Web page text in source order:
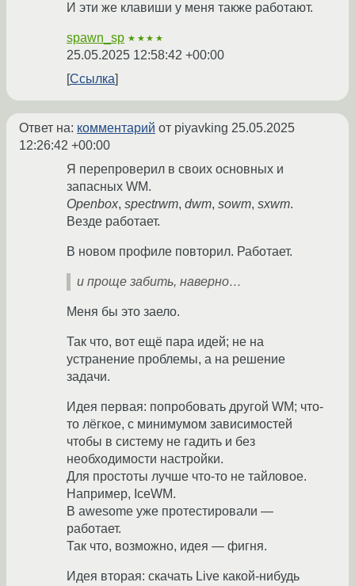
И эти же клавиши у меня также работают.
spawn_sp ★★★★
25.05.2025 12:58:42 +00:00
Ссылка
Ответ на: комментарий от piyavking 25.05.2025
12:26:42 +00:00
Я перепроверил в своих основных и
запасных WM.
Openbox, spectrwm, dwm, sowm, sxwm.
Везде работает.
В новом профиле повторил. Работает.
и проще забить, наверно…
Меня бы это заело.
Так что, вот ещё пара идей; не на
устранение проблемы, а на решение
задачи.
Идея первая: попробовать другой WM; что-
то лёгкое, с минимумом зависимостей
чтобы в систему не гадить и без
необходимости настройки.
Для простоты лучше что-то не тайловое.
Например, IceWM.
В awesome уже протестировали —
работает.
Так что, возможно, идея — фигня.
Идея вторая: скачать Live какой-нибудь